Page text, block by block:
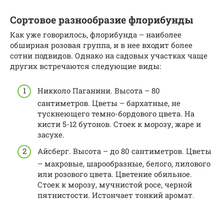
Сортовое разнообразие флорибунды
Как уже говорилось, флорибунда – наиболее
обширная розовая группа, и в нее входит более
сотни подвидов. Однако на садовых участках чаще
других встречаются следующие виды:
Никколо Паганини. Высота – 80
сантиметров. Цветы – бархатные, не
тускнеющего темно-бордового цвета. На
кисти 5-12 бутонов. Стоек к морозу, жаре и
засухе.
Айсберг. Высота – до 80 сантиметров. Цветы
– махровые, шарообразные, белого, лилового
или розового цвета. Цветение обильное.
Стоек к морозу, мучнистой росе, черной
пятнистости. Истончает тонкий аромат.